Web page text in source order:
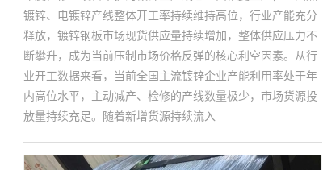
镀锌、电镀锌产线整体开工率持续维持高位，行业产能充分
释放，镀锌钢板市场现货供应量持续增加，整体供应压力不
断攀升，成为当前压制市场价格反弹的核心利空因素。从行
业开工数据来看，当前全国主流镀锌企业产能利用率处于年
内高位水平，主动减产、检修的产线数量极少，市场货源投
放量持续充足。随着新增货源持续流入